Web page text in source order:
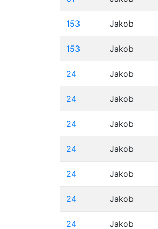
153 Jakob
153 Jakob
24 Jakob
24 Jakob
24 Jakob
24 Jakob
24 Jakob
24 Jakob
24 Jakob